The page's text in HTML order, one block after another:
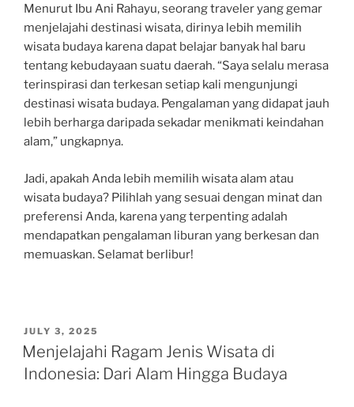
Menurut Ibu Ani Rahayu, seorang traveler yang gemar
menjelajahi destinasi wisata, dirinya lebih memilih
wisata budaya karena dapat belajar banyak hal baru
tentang kebudayaan suatu daerah. “Saya selalu merasa
terinspirasi dan terkesan setiap kali mengunjungi
destinasi wisata budaya. Pengalaman yang didapat jauh
lebih berharga daripada sekadar menikmati keindahan
alam,” ungkapnya.
Jadi, apakah Anda lebih memilih wisata alam atau
wisata budaya? Pilihlah yang sesuai dengan minat dan
preferensi Anda, karena yang terpenting adalah
mendapatkan pengalaman liburan yang berkesan dan
memuaskan. Selamat berlibur!
POSTED
ON
JULY 3, 2025
Menjelajahi Ragam Jenis Wisata di
Indonesia: Dari Alam Hingga Budaya